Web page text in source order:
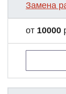
Замена
от 10000